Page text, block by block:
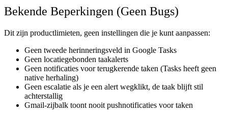
Bekende Beperkingen (Geen Bugs)
Dit zijn productlimieten, geen instellingen die je kunt aanpassen:
Geen tweede herinneringsveld in Google Tasks
Geen locatiegebonden taakalerts
Geen notificaties voor terugkerende taken (Tasks heeft geen
native herhaling)
Geen escalatie als je een alert wegklikt, de taak blijft stil
achterstallig
Gmail-zijbalk toont nooit pushnotificaties voor taken